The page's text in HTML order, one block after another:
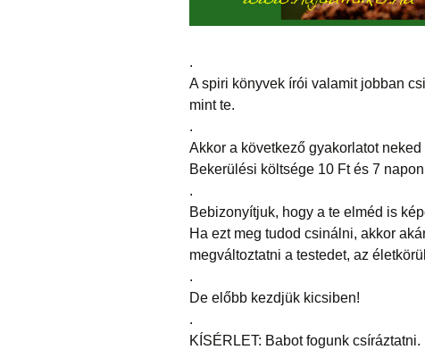
.
A spiri könyvek írói valamit jobban
mint te.
.
Akkor a következő gyakorlatot neked
Bekerülési költsége 10 Ft és 7
.
Bebizonyítjuk, hogy a te elméd is
Ha ezt meg tudod csinálni, akkor
megváltoztatni a testedet, az
.
De előbb kezdjük kicsiben!
.
KÍSÉRLET: Babot fogunk csíráztatni.